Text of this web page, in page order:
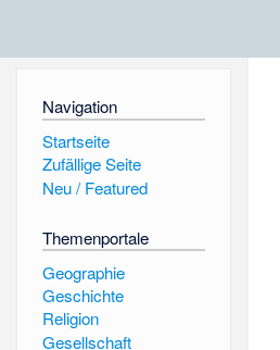
Navigation
Startseite
Zufällige Seite
Neu / Featured
Themenportale
Geographie
Geschichte
Religion
Gesellschaft